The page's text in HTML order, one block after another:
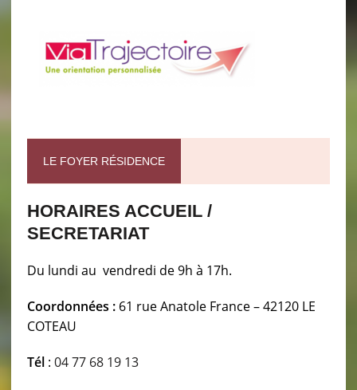
LE FOYER RÉSIDENCE
HORAIRES ACCUEIL /
SECRETARIAT
Du lundi au vendredi de 9h à 17h.
Coordonnées :61 rue Anatole France – 42120 LE
COTEAU
Tél: 04 77 68 19 13